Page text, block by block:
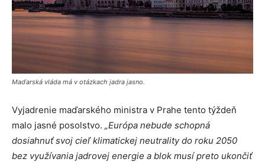
Maďarská vláda má v otázkach jadra jasno.
Vyjadrenie maďarského ministra v Prahe tento týždeň
malo jasné posolstvo. „Európa nebude schopná
dosiahnuť svoj cieľ klimatickej neutrality do roku 2050
bez využívania jadrovej energie a blok musí preto ukončiť